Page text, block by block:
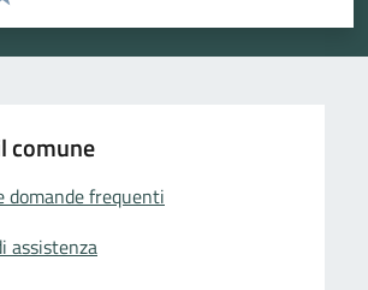
5 stelle su 5
4 stelle su 5
su 5
su 5
5
comune
domande frequenti
assistenza